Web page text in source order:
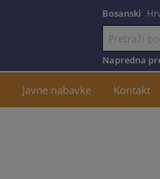
Bosanski
Napredna
Javne nabavke Kontakt